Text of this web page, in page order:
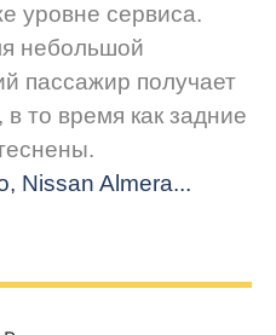
уровне сервиса.
небольшой
пассажир получает
то время как задние
Nissan Almera...